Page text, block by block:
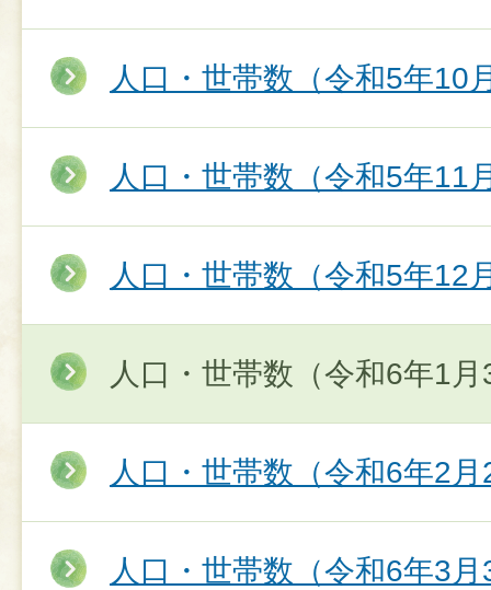
人口・世帯数（令和5年10
人口・世帯数（令和5年11
人口・世帯数（令和5年12
人口・世帯数（令和6年1
人口・世帯数（令和6年2
人口・世帯数（令和6年3